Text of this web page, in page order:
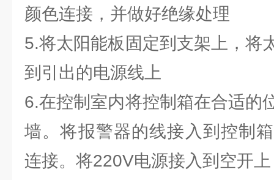
颜色连接，并做好绝缘处理
5.将太阳能板固定到支架上，将
到引出的电源线上
6.在控制室内将控制箱在合适的
墙。将报警器的线接入到控制
连接。将220V电源接入到空开上